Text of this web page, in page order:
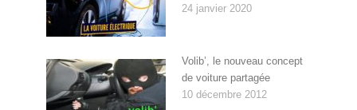
24 janvier 2020
Volib’, le nouveau concept
de voiture partagée
10 décembre 2012